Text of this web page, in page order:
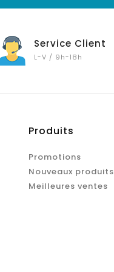
Service Client
L-V / 9h-18h
Produits
Promotions
Nouveaux produits
Meilleures ventes